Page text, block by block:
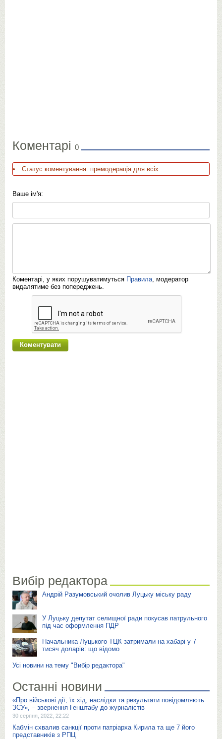
Коментарі 0
Статус коментування: премодерація для всіх
Ваше ім'я:
Коментарі, у яких порушуватимуться Правила, модератор
видалятиме без попереджень.
Вибір редактора
Андрій Разумовський очолив Луцьку міську раду
У Луцьку депутат селищної ради покусав патрульного
під час оформлення ПДР
Начальника Луцького ТЦК затримали на хабарі у 7
тисяч доларів: що відомо
Усі новини на тему "Вибір редактора"
Останні новини
«Про військові дії, їх хід, наслідки та результати повідомляють
ЗСУ», – звернення Генштабу до журналістів
30 серпня, 2022, 22:22
Кабмін схвалив санкції проти патріарха Кирила та ще 7 його
представників з РПЦ